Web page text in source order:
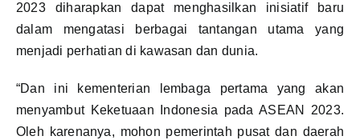
2023 diharapkan dapat menghasilkan inisiatif baru
dalam mengatasi berbagai tantangan utama yang
menjadi perhatian di kawasan dan dunia.
“Dan ini kementerian lembaga pertama yang akan
menyambut Keketuaan Indonesia pada ASEAN 2023.
Oleh karenanya, mohon pemerintah pusat dan daerah